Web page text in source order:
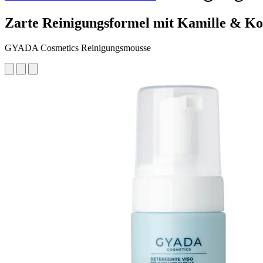
Zarte Reinigungsformel mit Kamille &
GYADA Cosmetics Reinigungsmousse